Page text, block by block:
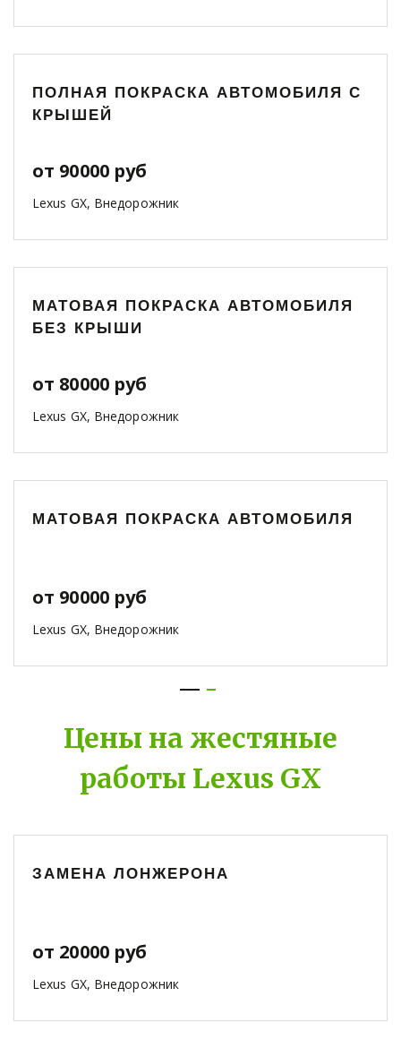
ПОЛНАЯ ПОКРАСКА АВТОМОБИЛЯ С
КРЫШЕЙ
от 90000 руб
Lexus GX, Внедорожник
МАТОВАЯ ПОКРАСКА АВТОМОБИЛЯ
БЕЗ КРЫШИ
от 80000 руб
Lexus GX, Внедорожник
МАТОВАЯ ПОКРАСКА АВТОМОБИЛЯ
от 90000 руб
Lexus GX, Внедорожник
Цены на жестяные
работы Lexus GX
ЗАМЕНА ЛОНЖЕРОНА
от 20000 руб
Lexus GX, Внедорожник